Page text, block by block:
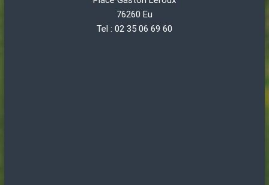
76260 Eu
Tel : 02 35 06 69 60